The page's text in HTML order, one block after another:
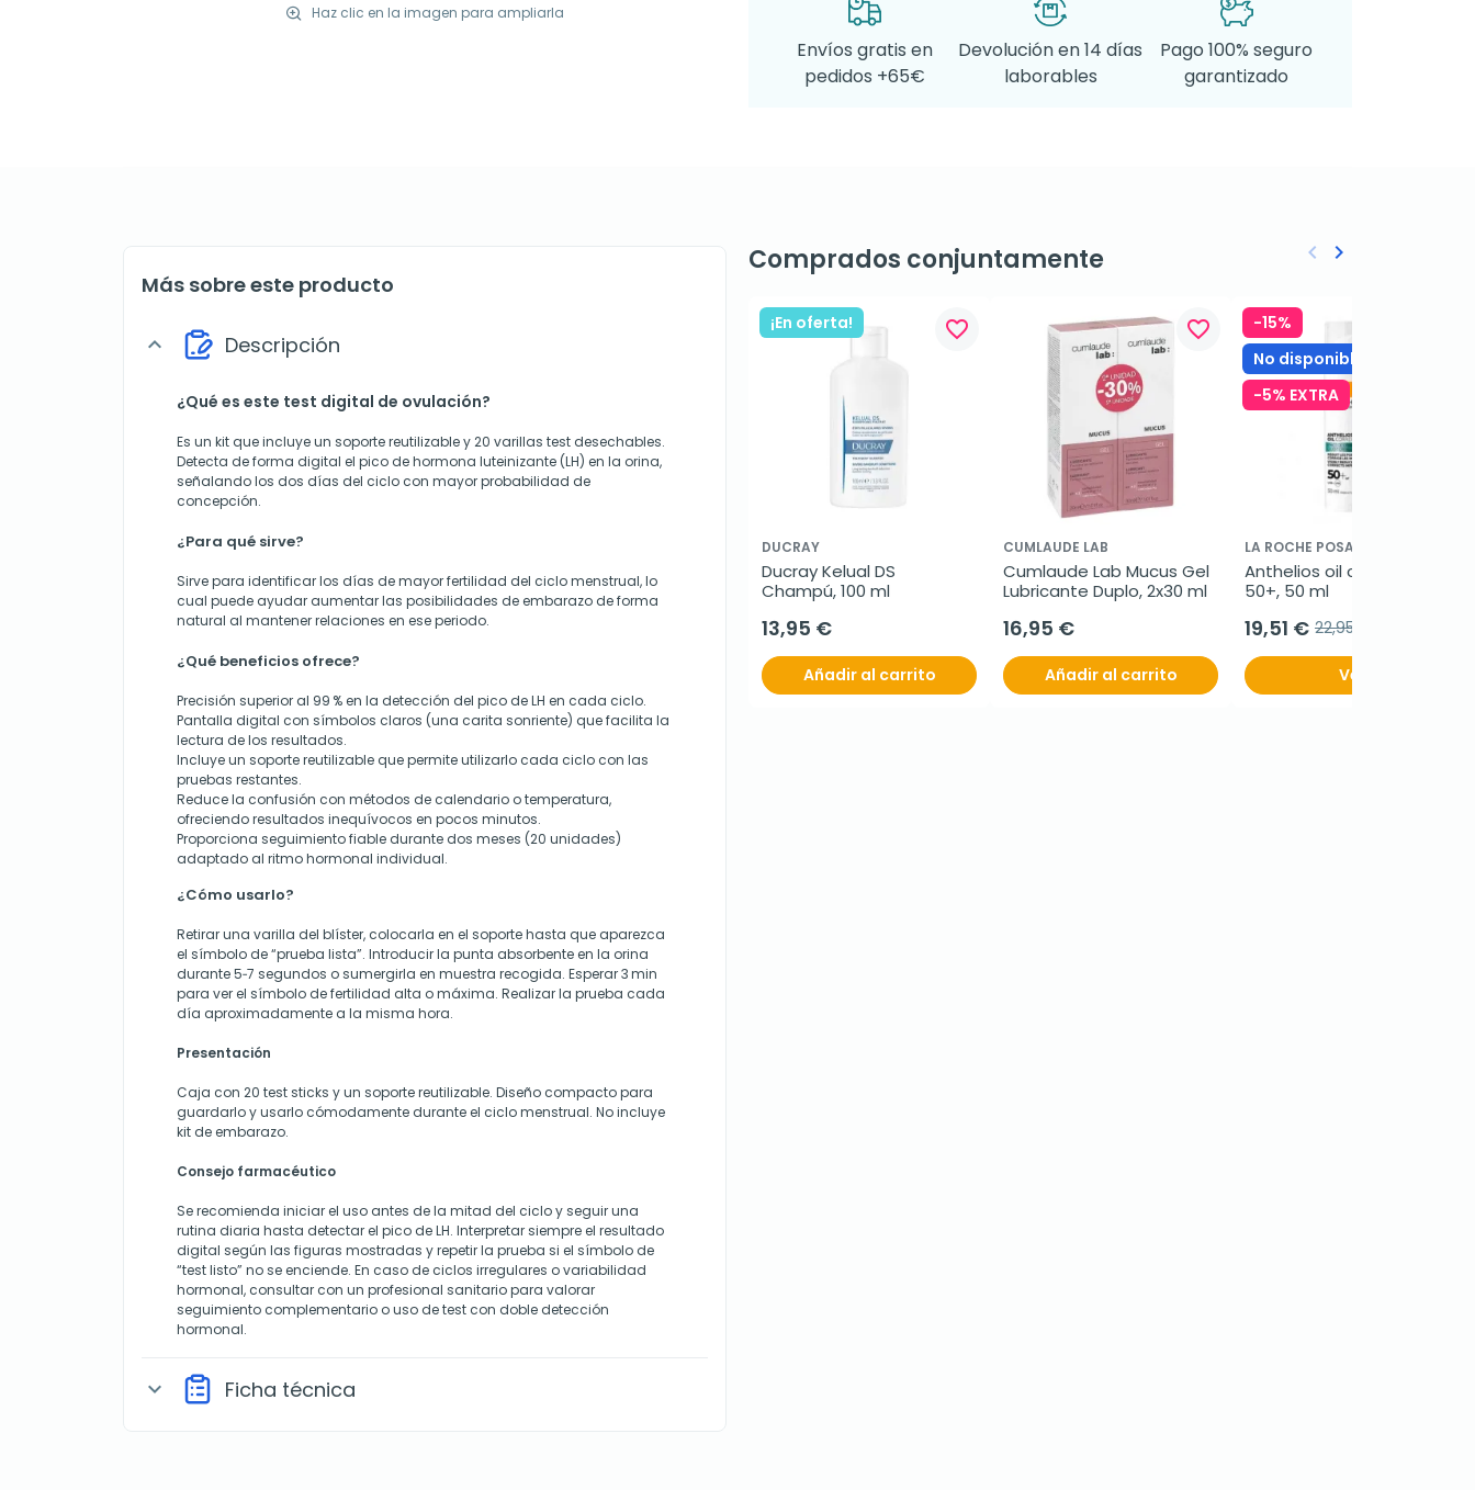
Haz clic en la imagen para ampliarla
Envíos gratis en
pedidos +65€
Devolución en 14 días
laborables
Pago 100% seguro
garantizado
Más sobre este producto
expand_more Descripción
¿Qué es este test digital de ovulación?
Es un kit que incluye un soporte reutilizable y 20 varillas test desechables.
Detecta de forma digital el pico de hormona luteinizante (LH) en la orina,
señalando los dos días del ciclo con mayor probabilidad de
concepción.
¿Para qué sirve?
Sirve para identificar los días de mayor fertilidad del ciclo menstrual, lo
cual puede ayudar aumentar las posibilidades de embarazo de forma
natural al mantener relaciones en ese periodo.
¿Qué beneficios ofrece?
Precisión superior al 99 % en la detección del pico de LH en cada ciclo.
Pantalla digital con símbolos claros (una carita sonriente) que facilita la
lectura de los resultados.
Incluye un soporte reutilizable que permite utilizarlo cada ciclo con las
pruebas restantes.
Reduce la confusión con métodos de calendario o temperatura,
ofreciendo resultados inequívocos en pocos minutos.
Proporciona seguimiento fiable durante dos meses (20 unidades)
adaptado al ritmo hormonal individual.
¿Cómo usarlo?
Retirar una varilla del blíster, colocarla en el soporte hasta que aparezca
el símbolo de “prueba lista”. Introducir la punta absorbente en la orina
durante 5‑7 segundos o sumergirla en muestra recogida. Esperar 3 min
para ver el símbolo de fertilidad alta o máxima. Realizar la prueba cada
día aproximadamente a la misma hora.
Presentación
Caja con 20 test sticks y un soporte reutilizable. Diseño compacto para
guardarlo y usarlo cómodamente durante el ciclo menstrual. No incluye
kit de embarazo.
Consejo farmacéutico
Se recomienda iniciar el uso antes de la mitad del ciclo y seguir una
rutina diaria hasta detectar el pico de LH. Interpretar siempre el resultado
digital según las figuras mostradas y repetir la prueba si el símbolo de
“test listo” no se enciende. En caso de ciclos irregulares o variabilidad
hormonal, consultar con un profesional sanitario para valorar
seguimiento complementario o uso de test con doble detección
hormonal.
expand_more Ficha técnica
Comprados conjuntamente
¡En oferta! favorite_border
DUCRAY
Ducray Kelual DS
Champú, 100 ml
13,95 €
Añadir al carrito
favorite_border
CUMLAUDE LAB
Cumlaude Lab Mucus Gel
Lubricante Duplo, 2x30 ml
16,95 €
Añadir al carrito
-15%
No disponible
-5% EXTRA
LA ROCHE POSAY ANTHELIOS
Anthelios oil correct SPF
50+, 50 ml
19,51 € 22,95 €
Ver
Anterior
keyboard_arrow_left Siguiente
keyboard_arrow_right